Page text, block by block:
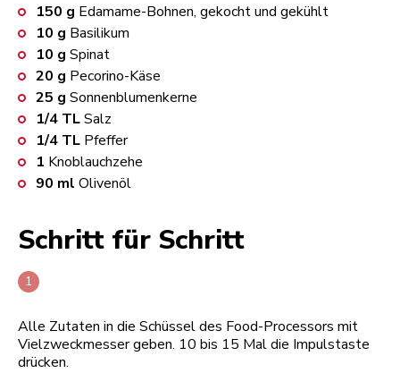
150 g Edamame-Bohnen, gekocht und gekühlt
10 g Basilikum
10 g Spinat
20 g Pecorino-Käse
25 g Sonnenblumenkerne
1/4 TLSalz
1/4 TL Pfeffer
1 Knoblauchzehe
90 ml Olivenöl
Schritt für Schritt
Alle Zutaten in die Schüssel des Food-Processors mit
Vielzweckmesser geben. 10 bis 15 Mal die Impulstaste
drücken.